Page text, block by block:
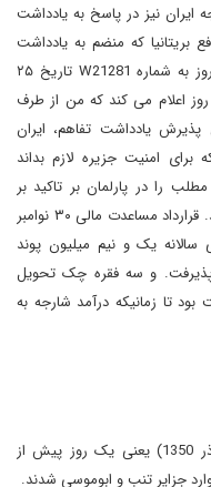
ایران نیز در پاسخ به یادداشت
بریتانیا که منضم به یادداشت
به شماره W21281
تاریخ ۲۵
اعلام می کند که من از طرف
یادداشت تفاهم، ایران
برای امنیت جزیره لازم بداند
همین مطلب را در پارلمان بر تاکید بر
حاکمیت کامل ایران بر سه جزیره اعلام می کند. قرارداد مساعدت مالی ۳۰ نوامبر
سالانه یک و نیم میلیون پوند
و سه فقره چک تحویل
تا زمانیکه درآمد شارجه به
نیروهای ایران صبح روز 30 نوامبر 1971 (9آذر 1350) یعنی یک روز پیش از
جزایر تنب و ابوموسی شدند.